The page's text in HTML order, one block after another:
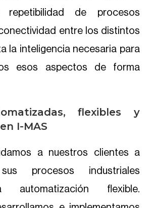
repetibilidad de procesos
entre los distintos
la inteligencia necesaria para
esos aspectos de forma
flexibles y
I-MAS
a nuestros clientes a
procesos industriales
automatización flexible.